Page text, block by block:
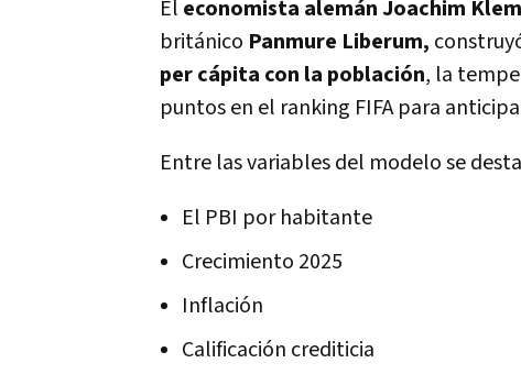
El economista alemán Joachim
británico Panmure Liberum,
per cápita con la población, la
puntos en el ranking FIFA para
Entre las variables del modelo se
El PBI por habitante
Crecimiento 2025
Inflación
Calificación crediticia